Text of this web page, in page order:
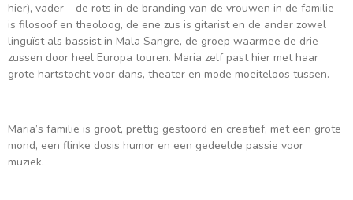
hier), vader – de rots in de branding van de vrouwen in de familie –
is filosoof en theoloog, de ene zus is gitarist en de ander zowel
linguïst als bassist in Mala Sangre, de groep waarmee de drie
zussen door heel Europa touren. Maria zelf past hier met haar
grote hartstocht voor dans, theater en mode moeiteloos tussen.
Maria’s familie is groot, prettig gestoord en creatief, met een grote
mond, een flinke dosis humor en een gedeelde passie voor
muziek.